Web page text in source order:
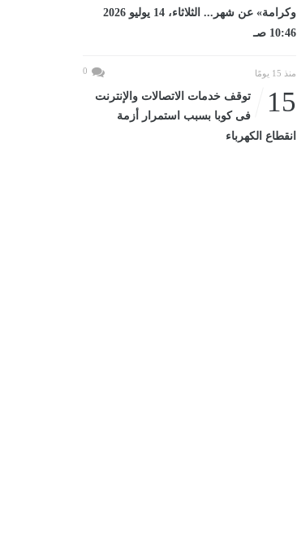
وكرامة» عن شهر... الثلاثاء، 14 يوليو 2026
10:46 صـ
منذ 15 يومًا 0
15
توقف خدمات الاتصالات والإنترنت
فى كوبا بسبب استمرار أزمة
انقطاع الكهرباء